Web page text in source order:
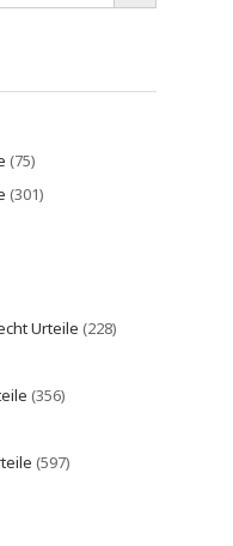
(75)
(301)
Urteile (228)
(356)
(597)